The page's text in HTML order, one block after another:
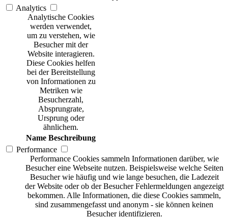
Analytics
Analytische Cookies
werden verwendet,
um zu verstehen, wie
Besucher mit der
Website interagieren.
Diese Cookies helfen
bei der Bereitstellung
von Informationen zu
Metriken wie
Besucherzahl,
Absprungrate,
Ursprung oder
ähnlichem.
Name Beschreibung
Performance
Performance Cookies sammeln Informationen darüber, wie
Besucher eine Webseite nutzen. Beispielsweise welche Seiten
Besucher wie häufig und wie lange besuchen, die Ladezeit
der Website oder ob der Besucher Fehlermeldungen angezeigt
bekommen. Alle Informationen, die diese Cookies sammeln,
sind zusammengefasst und anonym - sie können keinen
Besucher identifizieren.